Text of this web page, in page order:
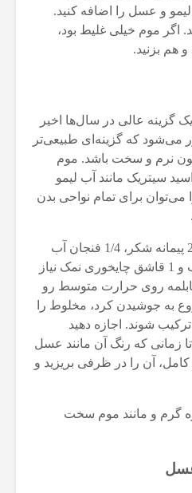
و عسل را اضافه کنید.
اگر موم خیلی غلیط بود،
هم بزنید.
گزینه عالی در سال‌ها اخیر
می‌شود که گزینه‌ای طبیعی‌تر
نرم و سخت باشد. موم
سیتریک مانند آب لیمو
برای تمام نواحی بدن
برای ساخت موم شکر به 2 پیمانه شکر، 1/4 فنجان آب
لیمو، 2 قاشق غذاخوری آب و 1 قاشق چایخوری نمک نیاز
روی حرارت متوسط رو
به جوشیدن کرد، مخلوط را
ترکیب شوند. اجازه دهید
زمانی که رنگ آن مانند عسل
آن را در ظرفی بریزید و
گرم و مانند موم سخت